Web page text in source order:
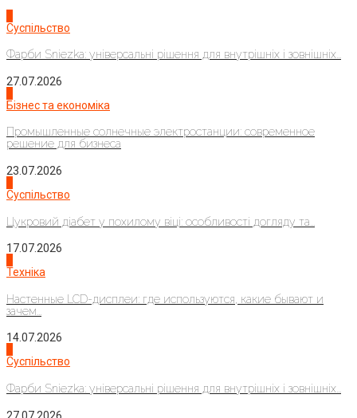
Суспільство
Фарби Sniezka: універсальні рішення для внутрішніх і зовнішніх...
27.07.2026
Бізнес та економіка
Промышленные солнечные электростанции: современное
решение для бизнеса
23.07.2026
Суспільство
Цукровий діабет у похилому віці: особливості догляду та...
17.07.2026
Техніка
Настенные LCD-дисплеи: где используются, какие бывают и
зачем...
14.07.2026
Суспільство
Фарби Sniezka: універсальні рішення для внутрішніх і зовнішніх...
27.07.2026